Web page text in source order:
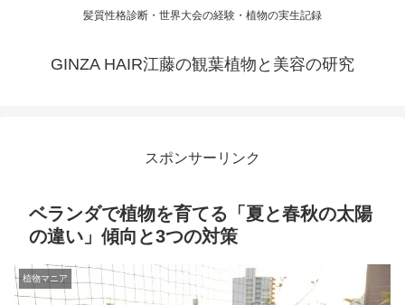
髪質性格診断・世界大会の経験・植物の実生記録
GINZA HAIR江藤の観葉植物と美容の研究
スポンサーリンク
ベランダで植物を育てる「夏と春秋の太陽
の違い」傾向と3つの対策
植物マニア